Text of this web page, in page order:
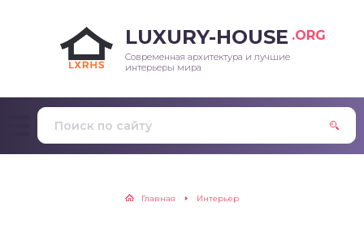
LUXURY-HOUSE .ORG
Современная архитектура и лучшие
интерьеры мира
Главная Интерьер